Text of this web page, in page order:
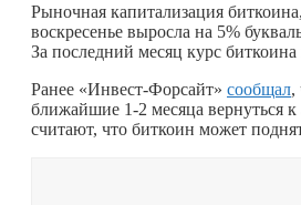
Рыночная капитализация
воскресенье выросла на 5%
За последний месяц курс
Ранее «Инвест-Форсайт» сообщал,
ближайшие 1-2 месяца вернуться
считают, что биткоин может